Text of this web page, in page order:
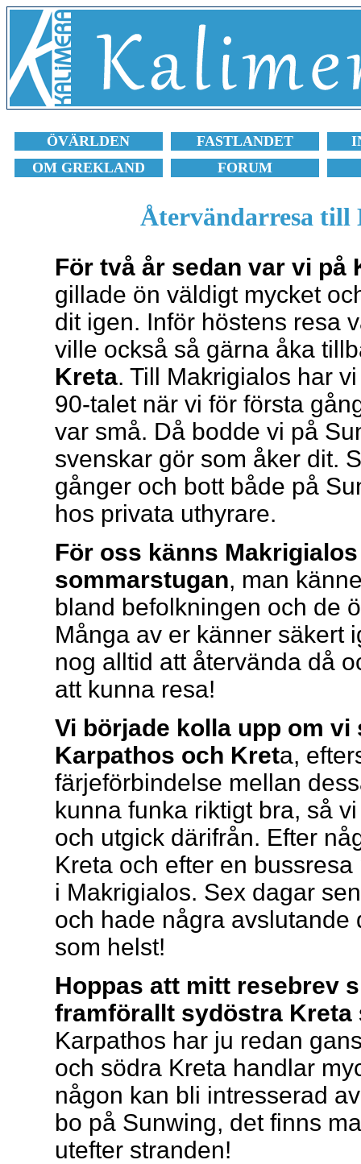
ÖVÄRLDEN FASTLANDET
OM GREKLAND
FORUM
Återvändarresa till
För två år sedan var vi
gillade ön väldigt mycket
dit igen. Inför höstens resa
ville också så gärna åka
Kreta. Till Makrigialos har
90-talet när vi för första
var små. Då bodde vi på
svenskar gör som åker dit.
gånger och bott både på
hos privata uthyrare.
För oss känns
sommarstugan, man
bland befolkningen och de
Många av er känner säkert
nog alltid att återvända då
att kunna resa!
Vi började kolla upp om
Karpathos och Kreta,
färjeförbindelse mellan
kunna funka riktigt bra, så
och utgick därifrån. Efter
Kreta och efter en
i Makrigialos. Sex dagar
och hade några avslutande
som helst!
Hoppas att mitt resebrev
framförallt sydöstra Kreta
Karpathos har ju redan
och södra Kreta handlar
någon kan bli intresserad
bo på Sunwing, det finns
utefter stranden!